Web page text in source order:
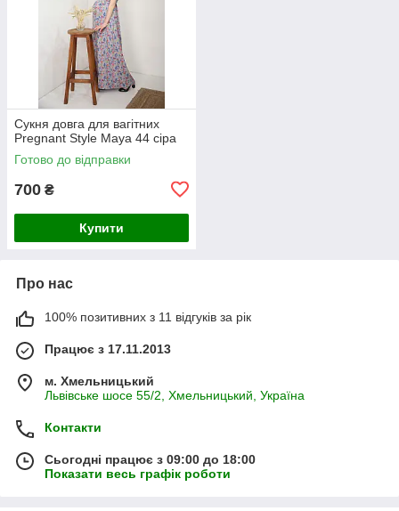
Сукня довга для вагітних
Pregnant Style Maya 44 сіра
Готово до відправки
700 ₴
Купити
Про нас
100% позитивних з 11 відгуків за рік
Працює з 17.11.2013
м. Хмельницький
Львівське шосе 55/2, Хмельницький, Україна
Контакти
Сьогодні працює з 09:00 до 18:00
Показати весь графік роботи